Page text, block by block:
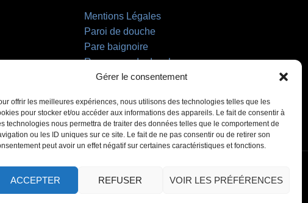
Gérer le consentement
offrir les meilleures expériences, nous utilisons des technologies telles que les
pour stocker et/ou accéder aux informations des appareils. Le fait de consentir à
technologies nous permettra de traiter des données telles que le comportement de
ou les ID uniques sur ce site. Le fait de ne pas consentir ou de retirer son
peut avoir un effet négatif sur certaines caractéristiques et fonctions.
ACCEPTER REFUSER VOIR LES PRÉFÉRENCES
Mentions Légales
Paroi de douche
Pare baignoire
Receveurs de douche
Miroir LED